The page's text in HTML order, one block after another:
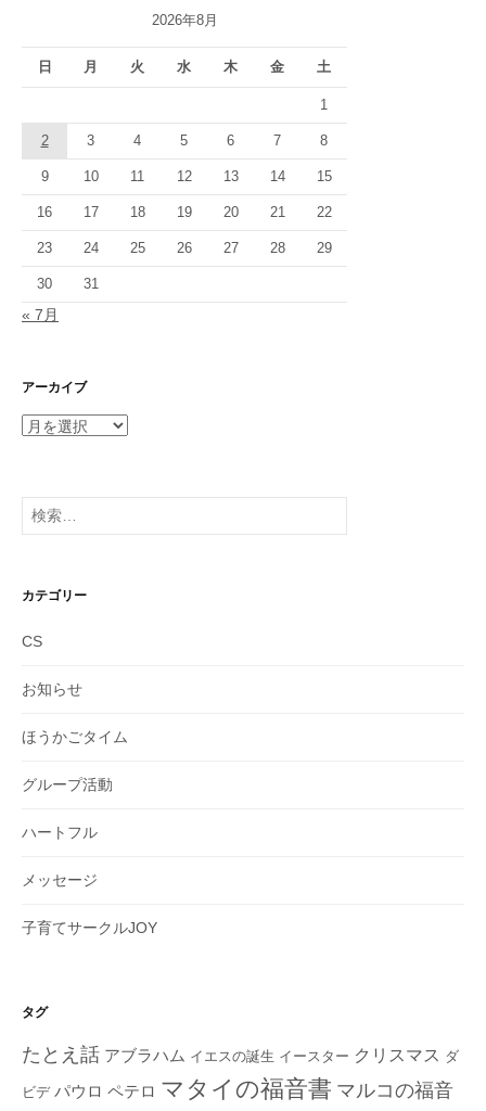
2026年8月
日 月 火 水 木 金 土
1
2 3 4 5 6 7 8
9 10 11 12 13 14 15
16 17 18 19 20 21 22
23 24 25 26 27 28 29
30 31
« 7月
アーカイブ
ア
イ
ブ
検
索:
カテゴリー
CS
お知らせ
ほうかごタイム
グループ活動
ハートフル
メッセージ
子育てサークルJOY
タグ
たとえ話 アブラハム イエスの誕生 イースター クリスマス ダ
ビデ パウロ ペテロ マタイの福音書 マルコの福音